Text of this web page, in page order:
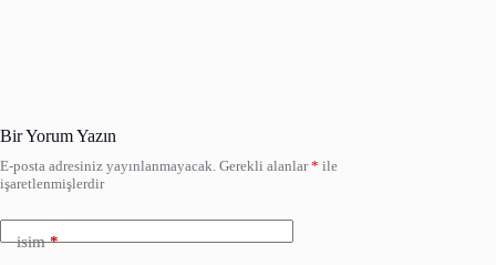
Bir Yorum Yazın
E-posta adresiniz yayınlanmayacak. Gerekli alanlar* ile
işaretlenmişlerdir
isim*